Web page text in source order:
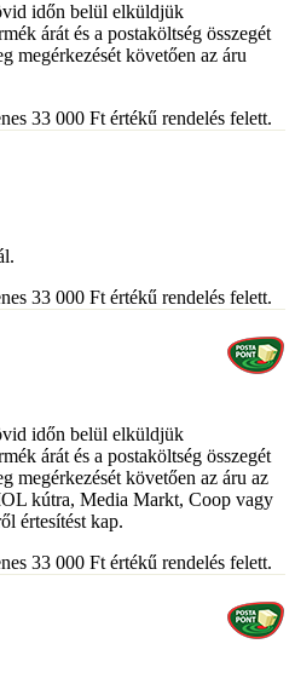
időn belül elküldjük
árát és a postaköltség összegét
megérkezését követően az áru
33 000 Ft értékű rendelés felett.
33 000 Ft értékű rendelés felett.
időn belül elküldjük
árát és a postaköltség összegét
megérkezését követően az áru az
kútra, Media Markt, Coop vagy
értesítést kap.
33 000 Ft értékű rendelés felett.